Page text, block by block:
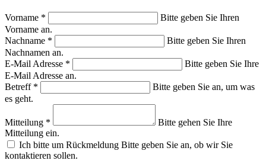
Vorname *
Bitte geben Sie Ihren
Vorname an.
Nachname *
Bitte geben Sie Ihren
Nachnamen an.
E-Mail Adresse *
Bitte geben Sie Ihre
E-Mail Adresse an.
Betreff *
Bitte geben Sie an, um was
es geht.
Mitteilung *
Bitte gehen Sie Ihre
Mitteilung ein.
Ich bitte um Rückmeldung Bitte geben Sie an, ob wir Sie
kontaktieren sollen.